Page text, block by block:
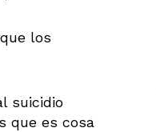
los
suicidio
que es cosa